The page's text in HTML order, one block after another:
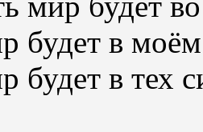
будет в
будет в тех